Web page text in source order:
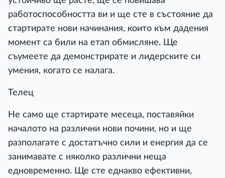
работоспособността ви и ще сте в състояние да
стартирате нови начинания, които към дадения
момент са били на етап обмисляне. Ще
съумеете да демонстрирате и лидерските си
умения, когато се налага.
Телец
Не само ще стартирате месеца, поставяйки
началото на различни нови почини, но и ще
разполагате с достатъчно сили и енергия да се
занимавате с няколко различни неща
едновременно. Ще сте еднакво ефективни,